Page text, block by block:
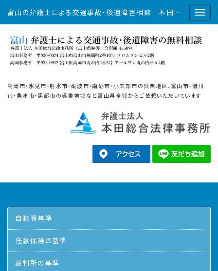
富山の弁護士による交通事故・後遺障害相談｜本田総合法律事務所
高岡市・氷見市・射水市・砺波市・南砺市・小矢部市の呉西地区、富山市・滑川
市・魚津市・黒部市の呉東地域など富山県全域からご依頼いただいています
自賠責基準
任意保険の基準
裁判所の基準